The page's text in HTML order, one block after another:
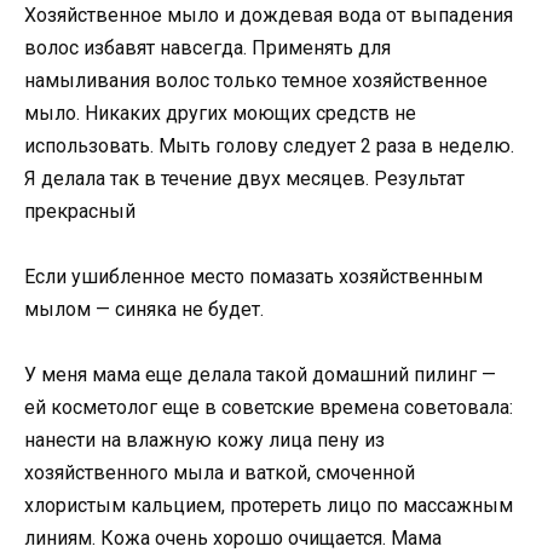
Хозяйственное мыло и дождевая вода от выпадения
волос избавят навсегда. Применять для
намыливания волос только темное хозяйственное
мыло. Никаких других моющих средств не
использовать. Мыть голову следует 2 раза в неделю.
Я делала так в течение двух месяцев. Результат
прекрасный
Если ушибленное место помазать хозяйственным
мылом — синяка не будет.
У меня мама еще делала такой домашний пилинг —
ей косметолог еще в советские времена советовала:
нанести на влажную кожу лица пену из
хозяйственного мыла и ваткой, смоченной
хлористым кальцием, протереть лицо по массажным
линиям. Кожа очень хорошо очищается. Мама